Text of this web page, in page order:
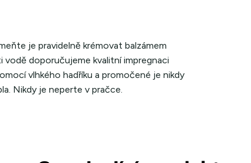
je pravidelně krémovat balzámem
doporučujeme kvalitní impregnaci
vlhkého hadříku a promočené je nikdy
Nikdy je neperte v pračce.